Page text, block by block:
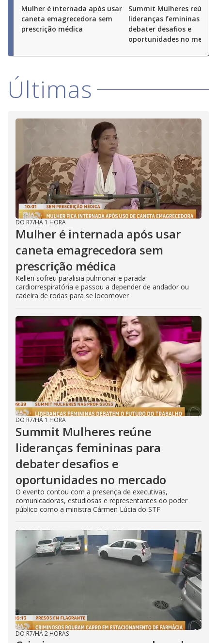
Mulher é internada após usar
caneta emagrecedora sem
prescrição médica
Summit Mulheres reúne
lideranças femininas para
debater desafios e
oportunidades no
Últimas
DO R7/HÁ 1 HORA
Mulher é internada após usar
caneta emagrecedora sem
prescrição médica
Kellen sofreu paralisia pulmonar e parada
cardiorrespiratória e passou a depender de andador ou
cadeira de rodas para se locomover
DO R7/HÁ 1 HORA
Summit Mulheres reúne
lideranças femininas para
debater desafios e
oportunidades no mercado
O evento contou com a presença de executivas,
comunicadoras, estudiosas e representantes do poder
público como a ministra Cármen Lúcia do STF
DO R7/HÁ 2 HORAS